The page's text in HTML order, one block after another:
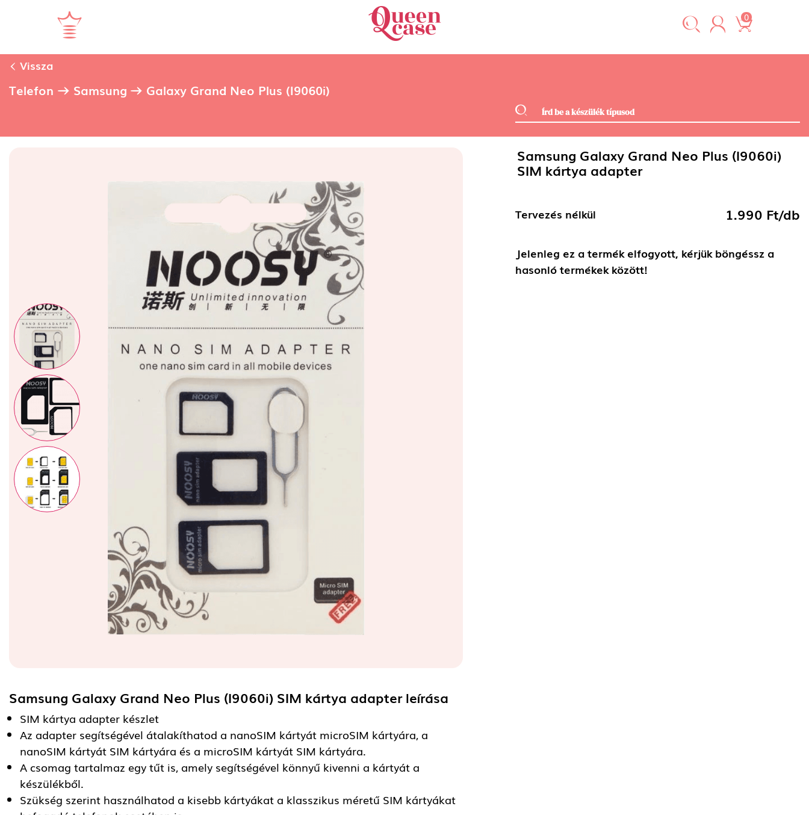
0
Vissza
Telefon Samsung Galaxy Grand Neo Plus (I9060i)
Samsung Galaxy Grand Neo Plus (I9060i) SIM kártya adapterleírása
SIM kártya adapter készlet
Az adapter segítségével átalakíthatod a nanoSIM kártyát microSIM kártyára, a
nanoSIM kártyát SIM kártyára és a microSIM kártyát SIM kártyára.
A csomag tartalmaz egy tűt is, amely segítségével könnyű kivenni a kártyát a
készülékből.
Szükség szerint használhatod a kisebb kártyákat a klasszikus méretű SIM kártyákat
Samsung Galaxy Grand Neo Plus (I9060i)
SIM kártya adapter
Tervezés nélkül 1.990 Ft/db
Jelenleg ez a termék elfogyott, kérjük böngéssz a
hasonló termékek között!